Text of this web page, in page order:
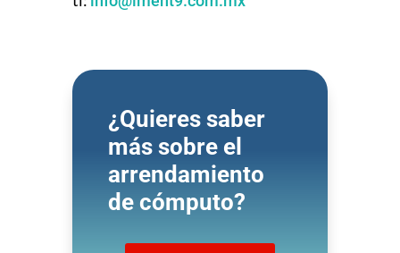
¿Quieres saber
más sobre el
arrendamiento
de cómputo?